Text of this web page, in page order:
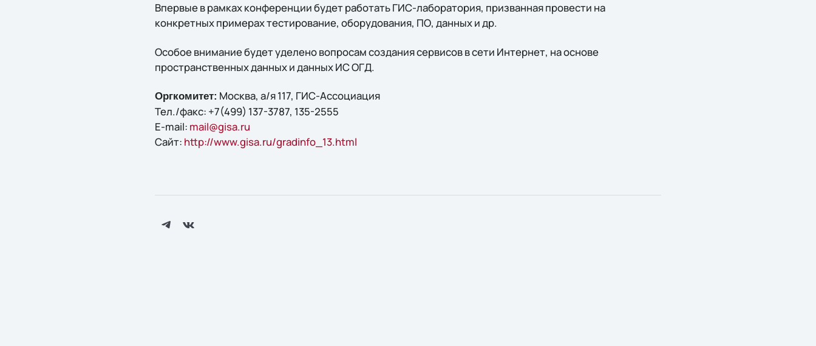
Впервые в рамках конференции будет работать ГИС-лаборатория, призванная провести на
конкретных примерах тестирование, оборудования, ПО, данных и др.
Особое внимание будет уделено вопросам создания сервисов в сети Интернет, на основе
пространственных данных и данных ИС ОГД.
Оргкомитет: Москва, а/я 117, ГИС-Ассоциация
Тел./факс: +7(499) 137-3787, 135-2555
E-mail: mail@gisa.ru
Сайт: http://www.gisa.ru/gradinfo_13.html